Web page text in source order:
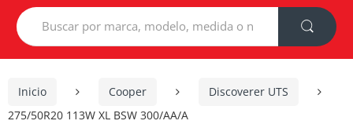
Search
for:
Inicio Cooper
Discoverer UTS
275/50R20 113W XL BSW 300/AA/A